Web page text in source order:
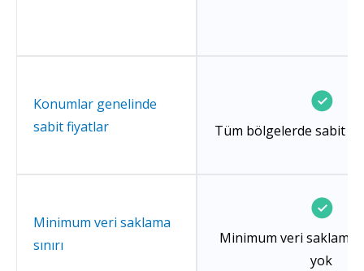
Konumlar genelinde
sabit fiyatlar
Tüm bölgelerde sabit
Minimum veri saklama
sınırı
Minimum veri saklama
yok